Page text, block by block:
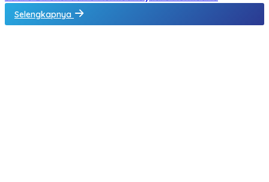
Selengkapnya